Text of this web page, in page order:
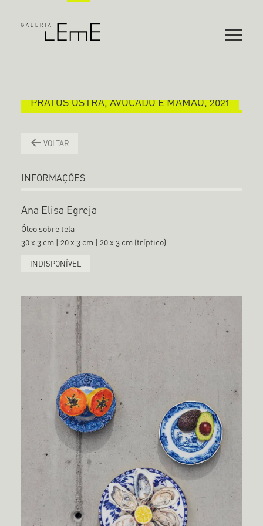
PRATOS OSTRA, AVOCADO E MAMÃO, 2021
VOLTAR
INFORMAÇÕES
Ana Elisa Egreja
Óleo sobre tela
30 x 3 cm | 20 x 3 cm | 20 x 3 cm (tríptico)
INDISPONÍVEL